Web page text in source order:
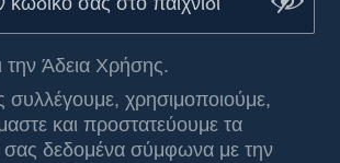
την Άδεια Χρήσης.
χρησιμοποιούμε,
και προστατεύουμε τα
δεδομένα σύμφωνα με την